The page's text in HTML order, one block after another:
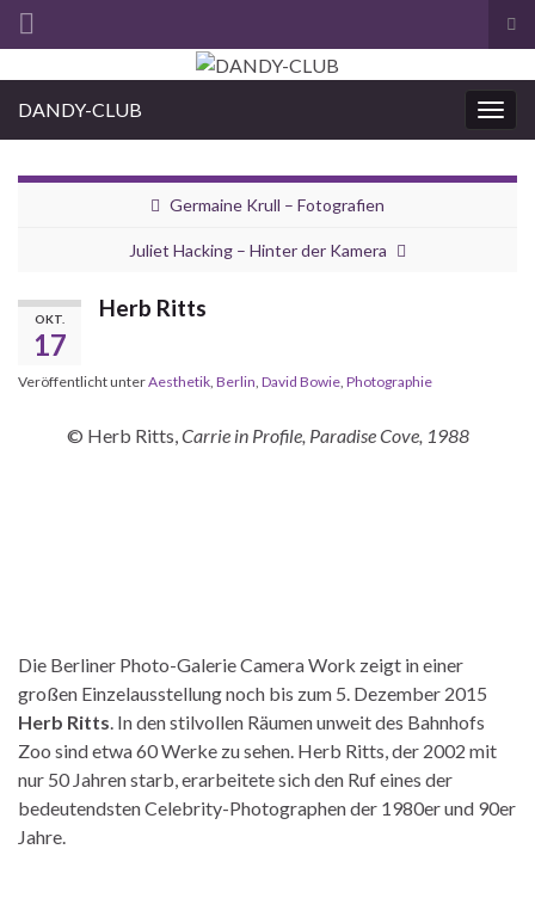
Search for:
DANDY-CLUB
Germaine Krull – Fotografien
Juliet Hacking – Hinter der Kamera
OKT.
17
Herb Ritts
Veröffentlicht unterAesthetik Berlin David Bowie Photographie
© Herb Ritts,Carrie in Profile, Paradise Cove, 1988
Die Berliner Photo-Galerie Camera Work zeigt in einer
großen Einzelausstellung noch bis zum 5. Dezember 2015
Herb Ritts. In den stilvollen Räumen unweit des Bahnhofs
Zoo sind etwa 60 Werke zu sehen. Herb Ritts, der 2002 mit
nur 50 Jahren starb, erarbeitete sich den Ruf eines der
bedeutendsten Celebrity-Photographen der 1980er und 90er
Jahre.